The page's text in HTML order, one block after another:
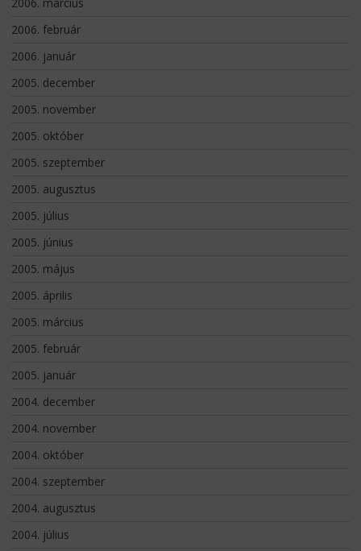
2006. február
2006. január
2005. december
2005. november
2005. október
2005. szeptember
2005. augusztus
2005. július
2005. június
2005. május
2005. április
2005. március
2005. február
2005. január
2004. december
2004. november
2004. október
2004. szeptember
2004. augusztus
2004. július